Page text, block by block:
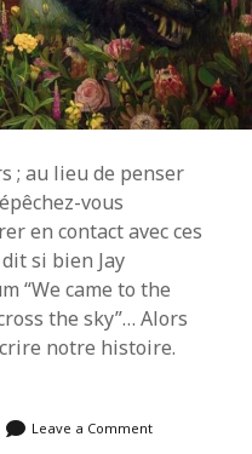
; au lieu de penser
vous
en contact avec ces
si bien Jay
“We came to the
the sky”… Alors
notre histoire.
Leave a Comment